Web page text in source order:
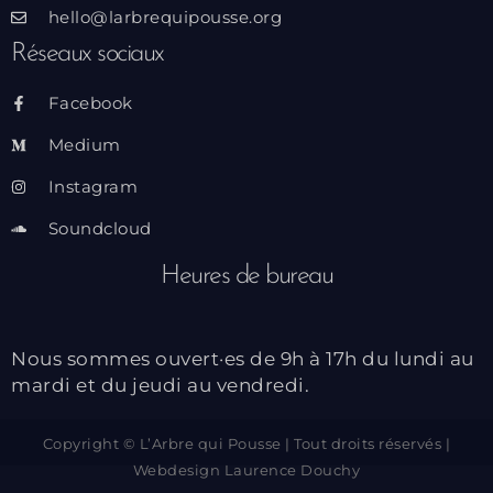
hello@larbrequipousse.org
Réseaux sociaux
Facebook
Medium
Instagram
Soundcloud
Heures de bureau
Nous sommes ouvert·es de 9h à 17h du lundi au
mardi et du jeudi au vendredi.
Copyright © L’Arbre qui Pousse | Tout droits réservés |
Webdesign Laurence Douchy